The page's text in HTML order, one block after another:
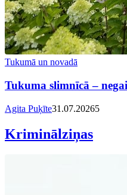
Tukumā un novadā
Tukuma slimnīcā –
Agita Puķīte31.07.20265
Kriminālziņas